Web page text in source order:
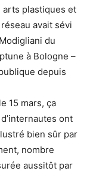
arts plastiques et
avait sévi
du
à Bologne –
depuis
15 mars, ça
ont
bien sûr par
nombre
aussitôt par